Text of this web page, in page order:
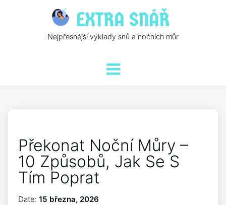
Nejpřesnější výklady snů a nočních můr
Překonat Noční Můry –
10 Způsobů, Jak Se S
Tím Poprat
Date: 15 března, 2026